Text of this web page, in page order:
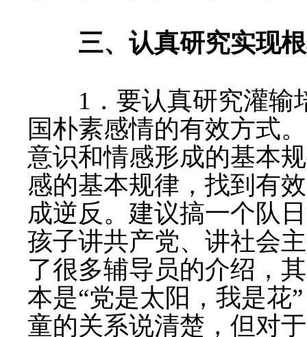
三、认真研究实现
1 ．要认真研究灌
国朴素感情的有效方式。
意识和情感形成的基本
感的基本规律，找到有
成逆反。建议搞一个队
孩子讲共产党、讲社会
了很多辅导员的介绍，
本是“党是太阳，我是花”
童的关系说清楚，但对